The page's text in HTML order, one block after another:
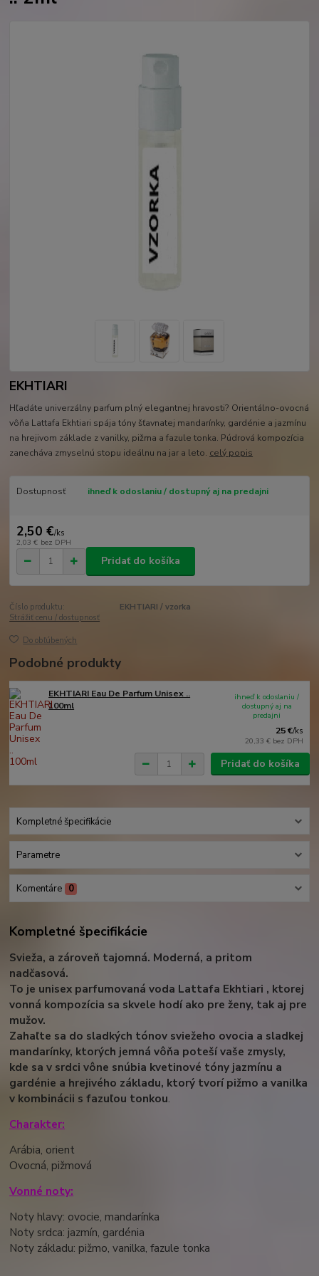
EKHTIARI
Hľadáte univerzálny parfum plný elegantnej hravosti? Orientálno-ovocná
vôňa Lattafa Ekhtiari spája tóny šťavnatej mandarínky, gardénie a jazmínu
na hrejivom základe z vanilky, pižma a fazule tonka. Púdrová kompozícia
zanecháva zmyselnú stopu ideálnu na jar a leto. celý popis
Dostupnosť ihneď k odoslaniu / dostupný aj na predajni
2,50 €/ks
2,03 € bez DPH
Pridať do košíka
Číslo produktu:
EKHTIARI / vzorka
Strážiť cenu / dostupnosť
Do obľúbených
Podobné produkty
EKHTIARI Eau De Parfum Unisex ..
100ml
25 €/ks
20,33 € bez DPH
ihneď k odoslaniu /
dostupný aj na
predajni
Pridať do košíka
Kompletné špecifikácie
Parametre
Komentáre 0
Kompletné špecifikácie
Svieža, a zároveň tajomná. Moderná, a pritom
nadčasová.
To je unisex parfumovaná voda Lattafa Ekhtiari , ktorej
vonná kompozícia sa skvele hodí ako pre ženy, tak aj pre
mužov.
Zahaľte sa do sladkých tónov sviežeho ovocia a sladkej
mandarínky, ktorých jemná vôňa poteší vaše zmysly,
kde sa v srdci vône snúbia kvetinové tóny jazmínu a
gardénie a hrejivého základu, ktorý tvorí pižmo a vanilka
v kombinácii s fazuľou tonkou.
Charakter:
Arábia, orient
Ovocná, pižmová
Vonné noty:
Noty hlavy: ovocie, mandarínka
Noty srdca: jazmín, gardénia
Noty základu: pižmo, vanilka, fazule tonka